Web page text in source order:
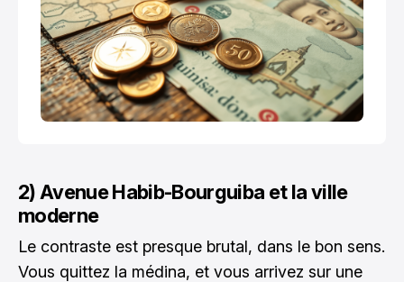
2) Avenue Habib-Bourguiba et la ville
moderne
Le contraste est presque brutal, dans le bon sens.
Vous quittez la médina, et vous arrivez sur une